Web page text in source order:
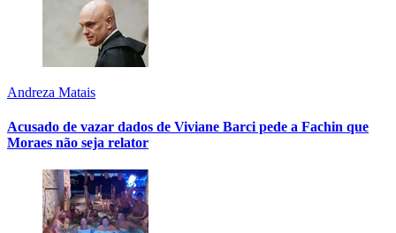
Andreza Matais
Acusado de vazar dados de Viviane Barci pede a Fachin que
Moraes não seja relator